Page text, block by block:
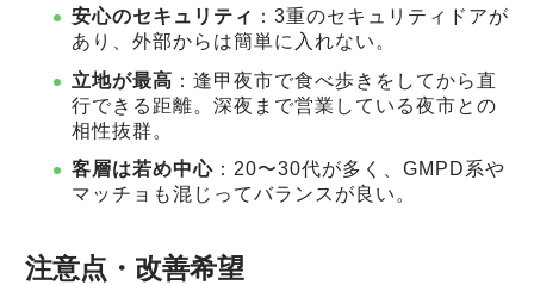
安心のセキュリティ ：3重のセキュリティドアが
あり、外部からは簡単に入れない。
立地が最高 ：逢甲夜市で食べ歩きをしてから直
行できる距離。深夜まで営業している夜市との
相性抜群。
客層は若め中心 ：20〜30代が多く、GMPD系や
マッチョも混じってバランスが良い。
注意点・改善希望